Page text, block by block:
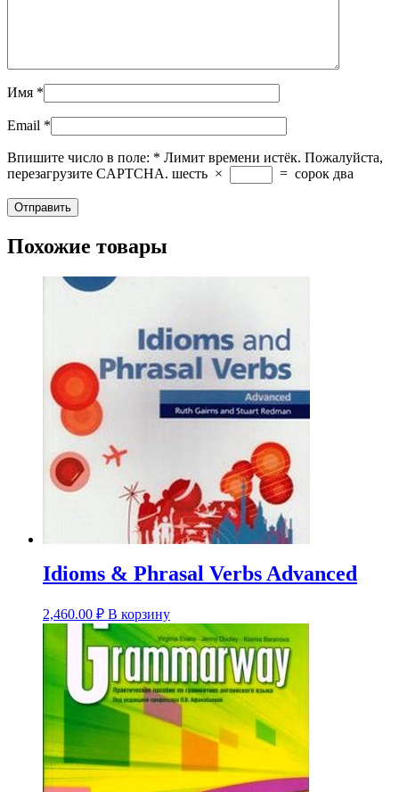
Имя *
Email *
Впишите число в поле: * Лимит времени истёк. Пожалуйста,
перезагрузите CAPTCHA. шесть × = сорок два
Похожие товары
Idioms & Phrasal Verbs Advanced
2,460.00 ₽ В корзину